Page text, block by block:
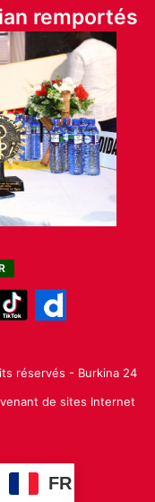
remportés
réservés - Burkina 24
de sites Internet
FR